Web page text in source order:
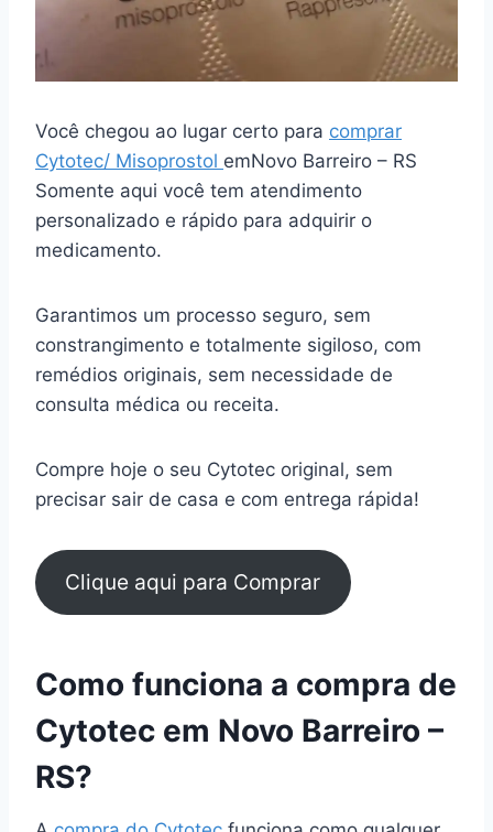
Você chegou ao lugar certo para comprar
Cytotec/ Misoprostol emNovo Barreiro – RS
Somente aqui você tem atendimento
personalizado e rápido para adquirir o
medicamento.
Garantimos um processo seguro, sem
constrangimento e totalmente sigiloso, com
remédios originais, sem necessidade de
consulta médica ou receita.
Compre hoje o seu Cytotec original, sem
precisar sair de casa e com entrega rápida!
Clique aqui para Comprar
Como funciona a compra de
Cytotec em Novo Barreiro –
RS?